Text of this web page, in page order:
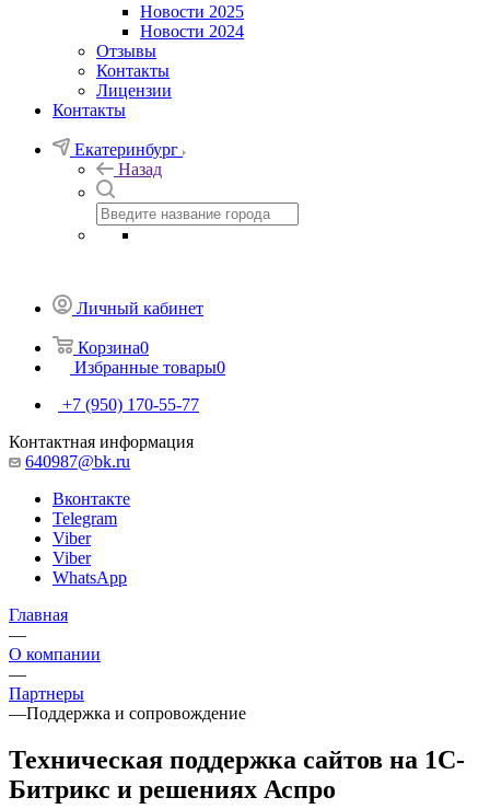
Новости 2025
Новости 2024
Отзывы
Контакты
Лицензии
Контакты
Екатеринбург
Назад
Личный кабинет
Корзина0
Избранные товары0
+7 (950) 170-55-77
Контактная информация
640987@bk.ru
Вконтакте
Telegram
Viber
Viber
WhatsApp
Главная
—
О компании
—
Партнеры
—Поддержка и сопровождение
Техническая поддержка сайтов на 1С-
Битрикс и решениях Аспро